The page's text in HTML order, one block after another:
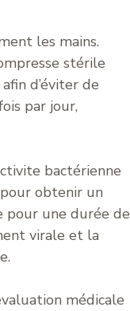
les mains.
stérile
d’éviter de
par jour,
bactérienne
obtenir un
une durée de
virale et la
médicale